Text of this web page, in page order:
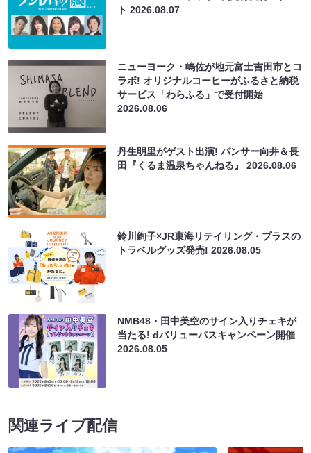
ト2026.08.07
ニューヨーク・嶋佐が地元富士吉田市とコ
ラボ! オリジナルコーヒーがふるさと納税
サービス「わらふる」で受付開始
2026.08.06
丹生明里がゲスト出演! パンサー向井＆長
田『くるま温泉ちゃんねる』2026.08.06
鈴川絢子×JR東海リテイリング・プラスの
トラベルグッズ発売!2026.08.05
NMB48・田中美空のサイン入りチェキが
当たる! dバリューパスキャンペーン開催
2026.08.05
関連ライブ配信